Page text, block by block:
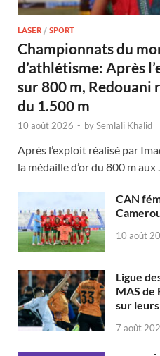
LASER / SPORT
Championnats du
d’athlétisme: Après
sur 800 m, Redouani
du 1.500 m
10 août 2026 - bySemlali Khalid
Après l’exploit réalisé par
la médaille d’or du 800 m aux
CAN
10 août
Ligue
MAS de
sur
7 août